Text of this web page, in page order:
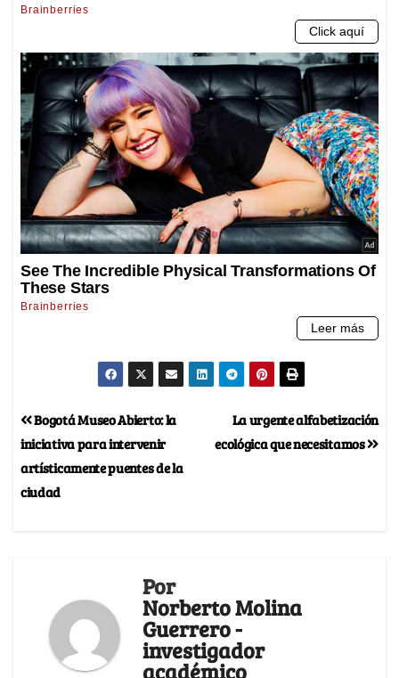
La urgente alfabetización
ecológica que necesitamos
Bogotá Museo Abierto: la
iniciativa para intervenir
artísticamente puentes de la
ciudad
Por
Norberto Molina
Guerrero -
investigador
académico